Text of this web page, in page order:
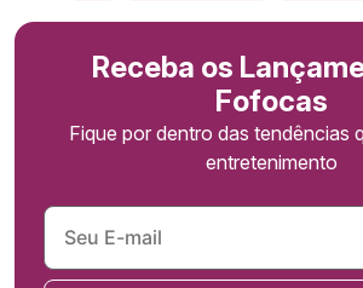
Receba os
Fofocas
Fique por dentro das tendências
entretenimento